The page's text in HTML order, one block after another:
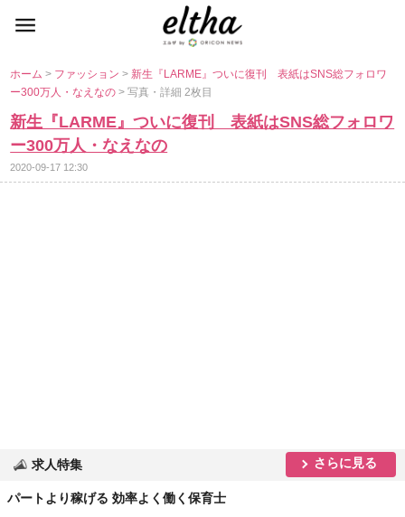
ホーム> ファッション> 新生『LARME』ついに復刊 表紙はSNS総フォロワ
ー300万人・なえなの> 写真・詳細 2枚目
新生『LARME』ついに復刊 表紙はSNS総フォロワ
ー300万人・なえなの
2020-09-17 12:30
求人特集 さらに見る
パートより稼げる 効率よく働く保育士